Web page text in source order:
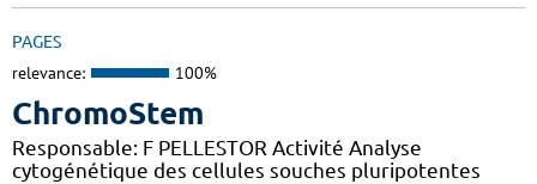
PAGES
relevance: 100%
ChromoStem
Responsable: F PELLESTOR Activité Analyse
cytogénétique des cellules souches pluripotentes